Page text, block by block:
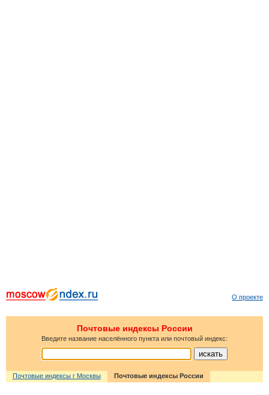
О проекте
Почтовые индексы России
Введите название населённого пункта или почтовый индекс:
Почтовые индексы г Москвы Почтовые индексы России